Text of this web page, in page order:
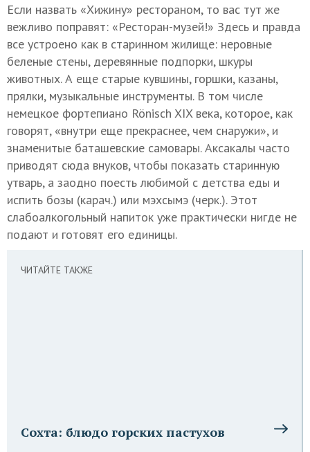
Если назвать «Хижину» рестораном, то вас тут же
вежливо поправят: «Ресторан-музей!» Здесь и правда
все устроено как в старинном жилище: неровные
беленые стены, деревянные подпорки, шкуры
животных. А еще старые кувшины, горшки, казаны,
прялки, музыкальные инструменты. В том числе
немецкое фортепиано Rönisch XIX века, которое, как
говорят, «внутри еще прекраснее, чем снаружи», и
знаменитые баташевские самовары. Аксакалы часто
приводят сюда внуков, чтобы показать старинную
утварь, а заодно поесть любимой с детства еды и
испить бозы (карач.) или мэхсымэ (черк.). Этот
слабоалкогольный напиток уже практически нигде не
подают и готовят его единицы.
ЧИТАЙТЕ ТАКЖЕ
Сохта: блюдо горских пастухов